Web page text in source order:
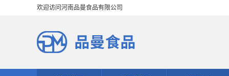
欢迎访问河南品曼食品有限公司